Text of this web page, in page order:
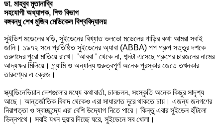
ডা. মাহবুব মুতানাব্বি
সহযোগী অধ্যাপক, শিশু বিভাগ
বঙ্গবন্ধু শেখ মুজিব মেডিকেল বিশ্ববিদ্যালয়
সুইডিশ মডেলের ঘড়ি, সুইডেনের বিখ্যাত ভলভো মডেলের গাড়ির কথা আমরা সবাই
জানি। ১৯৭২ সনে প্রতিষ্ঠিত সুইডেনের অ্যাবা (ABBA) পপ গ্রুপ সত্তুর দশকে
তরুণদের পুরো মাতিয়ে রাখে। ‘আব্বা ‘ থেকে না, শব্দটা এসেছে গ্রুপের চারজনের নামের
আদ্যক্ষর মিলিয়ে। গ্র্যামি ও অন্যান্য গুরুত্বপূর্ণ অনেক পুরস্কার জেতে তখনকার
তারুণ্যের এ ক্রেজ।
স্ক্যান্ডিনেভিয়ান দেশগুলোর মধ্যে কথাবার্তা, চালচলন, সংস্কৃতি অনেক কিছুর সাদৃশ্য
আছে। আন্তর্জাতিক বিবাদ থেকেও এরা সাধারণত দূরে থাকতে চায়। এজন্য জনগণের
নিরাপত্তা ও স্বাচ্ছন্দ্যে এরা বেশি উদ্যোগ নিতে পারে। কিন্তু এবার সুইডেন হাঁটলো
ভিন্নপথে। সবাই যখন দুয়ার দিচ্ছে ঘরে, সুইডেনে সব খোলা।